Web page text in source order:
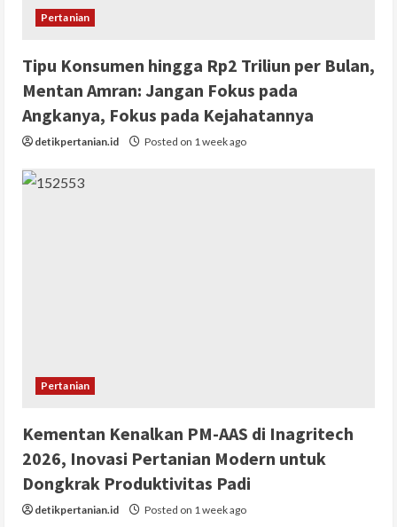
Pertanian
Tipu Konsumen hingga Rp2 Triliun per Bulan,
Mentan Amran: Jangan Fokus pada
Angkanya, Fokus pada Kejahatannya
detikpertanian.id Posted on 1 week ago
Pertanian
Kementan Kenalkan PM-AAS di Inagritech
2026, Inovasi Pertanian Modern untuk
Dongkrak Produktivitas Padi
detikpertanian.id Posted on 1 week ago